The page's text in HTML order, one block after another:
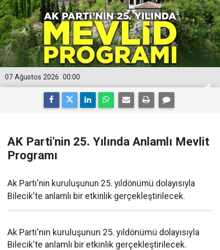
00:00
07 Ağustos 2026
AK Parti'nin 25. Yılında Anlamlı Mevlit
Programı
Ak Parti'nin kuruluşunun 25. yıldönümü dolayısıyla
Bilecik'te anlamlı bir etkinlik gerçekleştirilecek.
Ak Parti'nin kuruluşunun 25. yıldönümü dolayısıyla
Bilecik'te anlamlı bir etkinlik gerçekleştirilecek.